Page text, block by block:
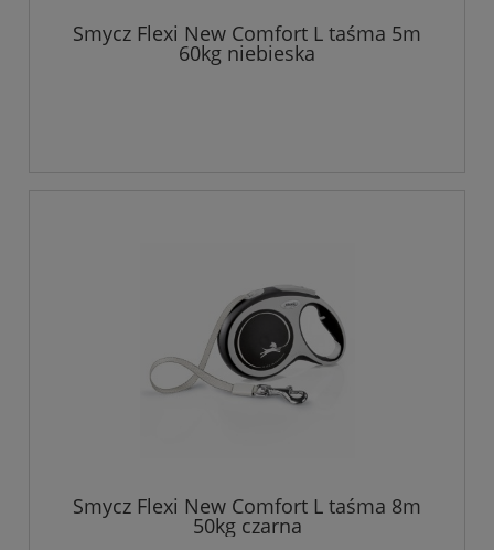
Smycz Flexi New Comfort L taśma 5m
60kg niebieska
Smycz Flexi New Comfort L taśma 8m
50kg czarna